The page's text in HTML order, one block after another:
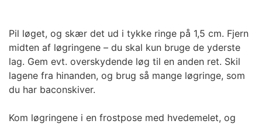
Pil løget, og skær det ud i tykke ringe på 1,5 cm. Fjern
midten af løgringene – du skal kun bruge de yderste
lag. Gem evt. overskydende løg til en anden ret. Skil
lagene fra hinanden, og brug så mange løgringe, som
du har baconskiver.
Kom løgringene i en frostpose med hvedemelet, og